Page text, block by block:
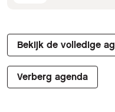
Bekijk de volledige
Verberg agenda